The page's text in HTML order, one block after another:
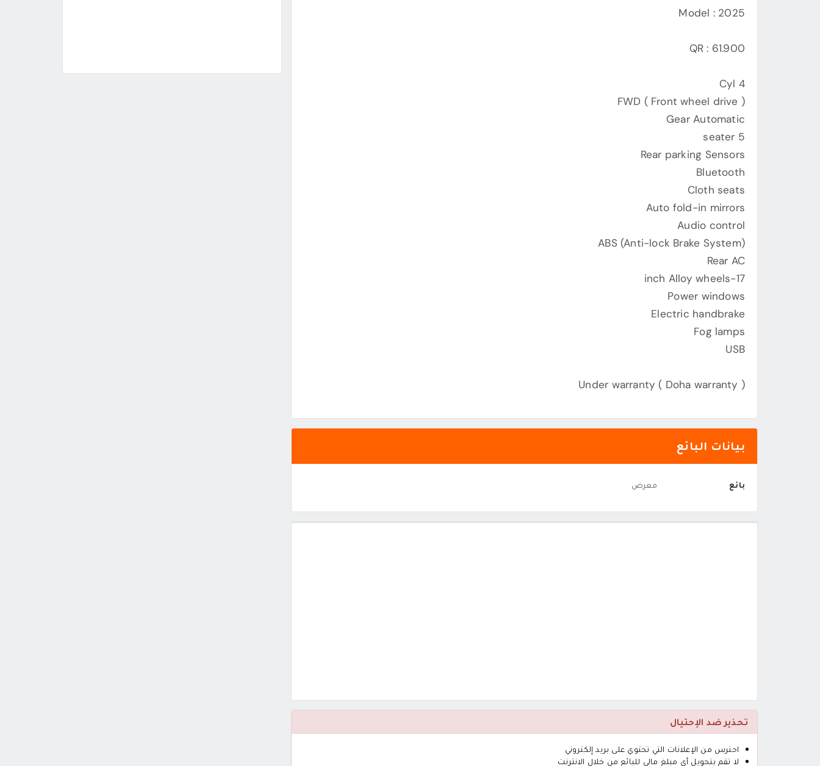
Model : 2025
QR : 61.900
4 Cyl
FWD ( Front wheel drive )
Gear Automatic
5 seater
Rear parking Sensors
Bluetooth
Cloth seats
Auto fold-in mirrors
Audio control
ABS (Anti-lock Brake System)
Rear AC
17-inch Alloy wheels
Power windows
Electric handbrake
Fog lamps
USB
Under warranty ( Doha warranty )
بيانات البائع
بائع معرض
تحذير ضد الإحتيال
احترس من الإعلانات التي تحتوي على بريد إلكتروني
لا تقم بتحويل أى مبلغ مالي للبائع من خلال الانترنت